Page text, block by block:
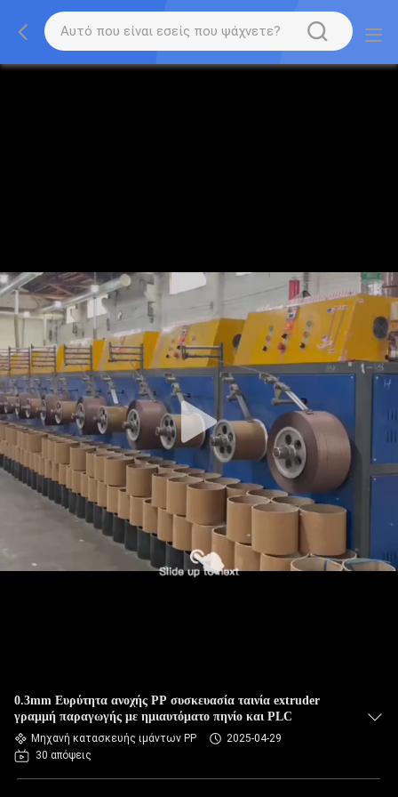
0.3mm Ευρύτητα ανοχής PP συσκευασία ταινία extruder
γραμμή παραγωγής με ημιαυτόματο πηνίο και PLC
Μηχανή κατασκευής ιμάντων PP
2025-04-29
30 απόψεις